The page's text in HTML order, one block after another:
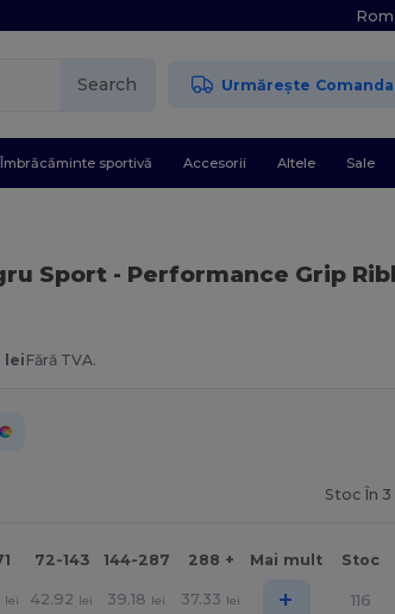
Search Urmărește Comanda
Îmbrăcăminte sportivă Accesorii Altele Sale
Sport- Performance Grip
leiFără TVA.
Stoc În 3
72-143 144-287 288 + Mai mult Stoc
lei 42.92 lei 39.18 lei 37.33 lei + 116